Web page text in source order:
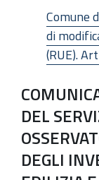
Comune
di
(RUE).
DEL
DEGLI